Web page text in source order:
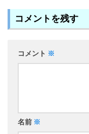
コメントを残す
コメント ※
名前 ※